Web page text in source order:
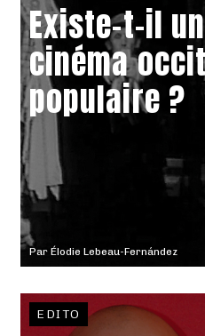
Par Élodie Lebeau-Fernández
Existe-t-il un
cinéma
populaire ?
EDITO